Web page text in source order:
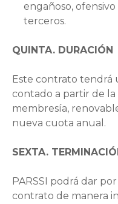
engañoso,
terceros.
QUINTA. DURACIÓN
Este contrato tendrá
contado a partir de
membresía,
nueva cuota anual.
SEXTA.
PARSSI podrá dar
contrato de manera